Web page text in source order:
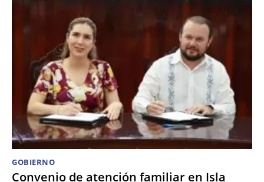
GOBIERNO
Convenio de atención familiar en Isla